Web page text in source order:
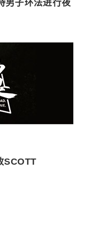
男子环法进行夜
SCOTT